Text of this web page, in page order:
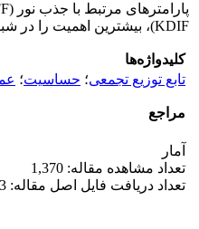
KDIF)، بیشترین اهمیت را در شبیه­سازی عملکرد آن دارند.
کلیدواژه‌ها
تابع توزیع تجمعی؛ حساسیت؛
مراجع
آمار
تعداد مشاهده مقاله: 1,370
تعداد دریافت فایل اصل مقاله: 913